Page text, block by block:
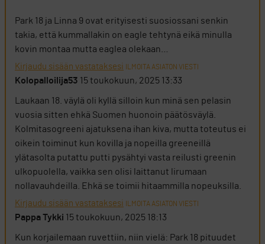
Park 18 ja Linna 9 ovat erityisesti suosiossani senkin
takia, että kummallakin on eagle tehtynä eikä minulla
kovin montaa mutta eaglea olekaan…
Kirjaudu sisään vastataksesi ILMOITA ASIATON VIESTI
Kolopalloilija53 15 toukokuun, 2025 13:33
Laukaan 18. väylä oli kyllä silloin kun minä sen pelasin
vuosia sitten ehkä Suomen huonoin päätösväylä.
Kolmitasogreeni ajatuksena ihan kiva, mutta toteutus ei
oikein toiminut kun kovilla ja nopeilla greeneillä
ylätasolta putattu putti pysähtyi vasta reilusti greenin
ulkopuolella, vaikka sen olisi laittanut lirumaan
nollavauhdeilla. Ehkä se toimii hitaammilla nopeuksilla.
Kirjaudu sisään vastataksesi ILMOITA ASIATON VIESTI
Pappa Tykki 15 toukokuun, 2025 18:13
Kun korjailemaan ruvettiin, niin vielä: Park 18 pituudet